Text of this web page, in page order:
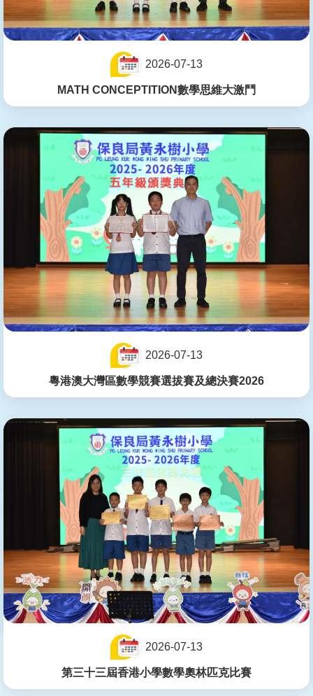
2026-07-13
MATH CONCEPTITION數學思維大激鬥
2026-07-13
粵港澳大灣區數學競賽選拔賽及總決賽2026
2026-07-13
第三十三屆香港小學數學奧林匹克比賽